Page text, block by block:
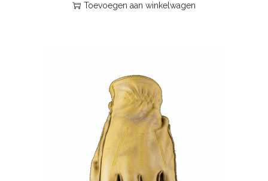
Toevoegen aan winkelwagen